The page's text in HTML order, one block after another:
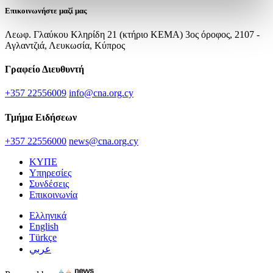
Επικοινωνήστε μαζί μας
Λεωφ. Γλαύκου Κληρίδη 21 (κτήριο ΚΕΜΑ) 3ος όροφος, 2107 -
Αγλαντζιά, Λευκωσία, Κύπρος
Γραφείο Διευθυντή
+357 22556009 info@cna.org.cy
Τμήμα Ειδήσεων
+357 22556000 news@cna.org.cy
ΚΥΠΕ
Υπηρεσίες
Συνδέσεις
Επικοινωνία
Ελληνικά
English
Türkçe
عربي